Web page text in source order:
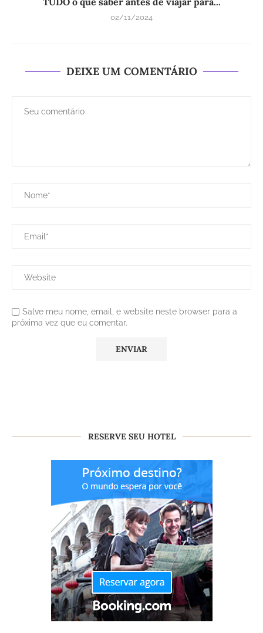
02/11/2024
DEIXE UM COMENTÁRIO
Salve meu nome, email, e website neste browser para a
próxima vez que eu comentar.
RESERVE SEU HOTEL